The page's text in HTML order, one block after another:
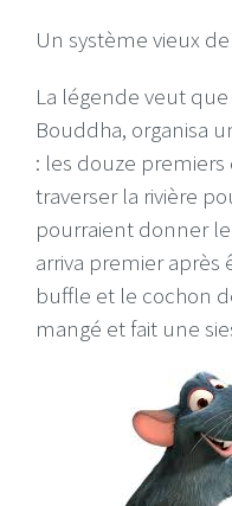
Un système vieux de
La légende veut
Bouddha, organisa
: les douze
traverser la rivière
pourraient donner
arriva premier
buffle et le cochon
mangé et fait une